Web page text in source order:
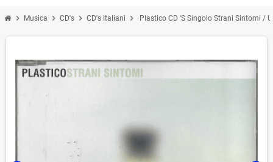
chevron_right Musica chevron_right CD's chevron_right CD's Italiani chevron_right Plastico CD 'S Singolo Strani Sintomi /